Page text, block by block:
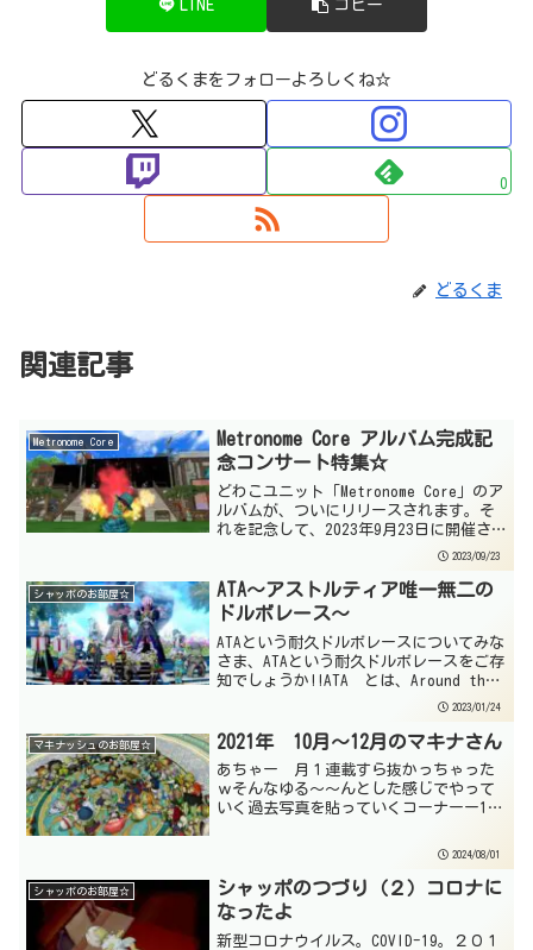
LINE コピー
どるくまをフォローよろしくね☆
0
どるくま
関連記事
Metronome Core
Metronome Core アルバム完成記
念コンサート特集☆
どわこユニット「Metronome Core」のア
ルバムが、ついにリリースされます。そ
れを記念して、2023年9月23日に開催さ
れるコンサートについての記事です☆2023/09/23
シャッポのお部屋☆
ATA～アストルティア唯一無二の
ドルボレース～
ATAという耐久ドルボレースについてみな
さま、ATAという耐久ドルボレースをご存
知でしょうか!!ATA とは、Around the
Astoltiaというイベントの通称で、Ver1
の五大陸から最新Ver6の天界までの世界
を時には自分の足で走...
2023/01/24
マキナッシュのお部屋☆ 2021年 10月～12月のマキナさん
あちゃー 月１連載すら抜かっちゃった
ｗそんなゆる～～んとした感じでやって
いく過去写真を貼っていくコーナーー10
↑ 22日 ドワ子集会 オルセコ高地
北にある湖・・・かな？ー11月ー↑ 10
日 アストルテ...
2024/08/01
シャッポのお部屋☆
シャッポのつづり（２）コロナに
なったよ
新型コロナウイルス。COVID-19。２０１